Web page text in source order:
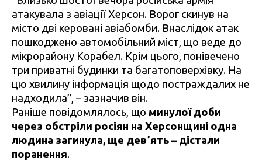
атакувала з авіації Херсон. Ворог скинув на
місто дві керовані авіабомби. Внаслідок атак
пошкоджено автомобільний міст, що веде до
мікрорайону Корабел. Крім цього, понівечено
три приватні будинки та багатоповерхівку. На
цю хвилину інформація щодо постраждалих не
надходила”, – зазначив він.
Раніше повідомлялось, що минулої доби
через обстріли росіян на Херсонщині одна
людина загинула, ще девʼять – дістали
поранення.